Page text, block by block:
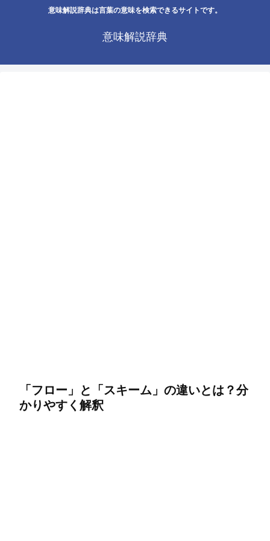
意味解説辞典は言葉の意味を検索できるサイトです。
意味解説辞典
「フロー」と「スキーム」の違いとは？分
かりやすく解釈